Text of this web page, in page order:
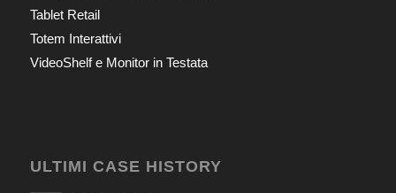
Tablet Retail
Totem Interattivi
VideoShelf e Monitor in Testata
ULTIMI CASE HISTORY